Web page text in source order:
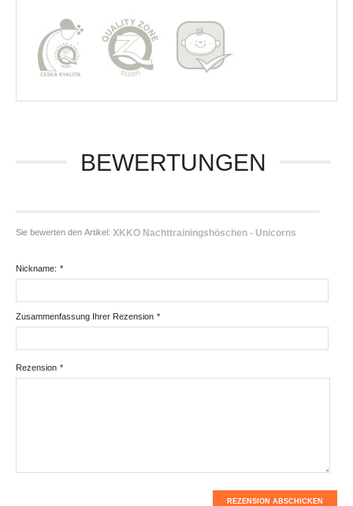
BEWERTUNGEN
Sie bewerten den Artikel: XKKO Nachttrainingshöschen - Unicorns
*
Nickname:
*
Zusammenfassung Ihrer Rezension
*
Rezension
REZENSION ABSCHICKEN